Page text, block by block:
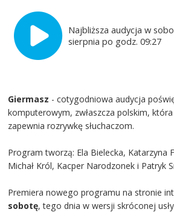
Najbliższa audycja w
sierpnia po godz. 09:27
Giermasz - cotygodniowa audycja
komputerowym, zwłaszcza polskim,
zapewnia rozrywkę słuchaczom.
Program tworzą: Ela Bielecka, Katarzyna
Michał Król, Kacper Narodzonek i Patryk
Premiera nowego programu na stronie
sobotę, tego dnia w wersji skróconej